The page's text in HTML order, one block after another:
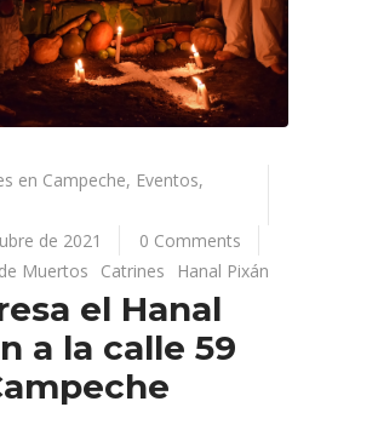
en Campeche, Eventos,
de 2021
0 Comments
Muertos
Catrines Hanal Pixán
el Hanal
a la calle 59